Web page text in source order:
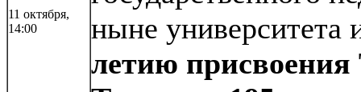
11 октября,
14:00
ныне
летию